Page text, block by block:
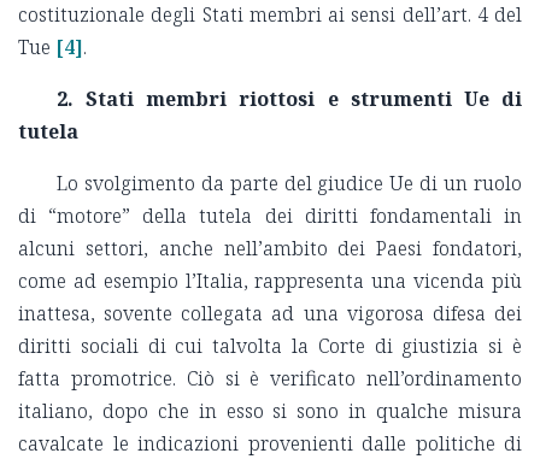
costituzionale degli Stati membri ai sensi dell’art. 4 del
Tue [4].
2. Stati membri riottosi e strumenti Ue di
tutela
Lo svolgimento da parte del giudice Ue di un ruolo
di “motore” della tutela dei diritti fondamentali in
alcuni settori, anche nell’ambito dei Paesi fondatori,
come ad esempio l’Italia, rappresenta una vicenda più
inattesa, sovente collegata ad una vigorosa difesa dei
diritti sociali di cui talvolta la Corte di giustizia si è
fatta promotrice. Ciò si è verificato nell’ordinamento
italiano, dopo che in esso si sono in qualche misura
cavalcate le indicazioni provenienti dalle politiche di